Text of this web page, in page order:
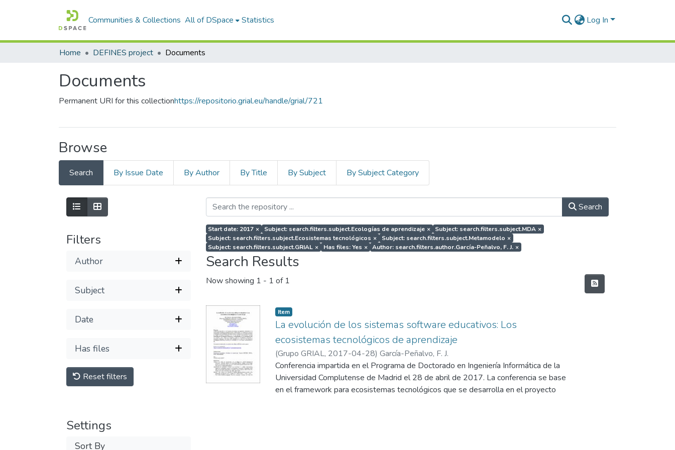
Communities & Collections All of DSpace Statistics Log In
Home DEFINES project Documents
Documents
Permanent URI for this collectionhttps://repositorio.grial.eu/handle/grial/721
Browse
Search By Issue Date By Author By Title By Subject By Subject Category
Filters
Author
Subject
Date
Has files
Reset filters
Settings
Sort By
Search
Start date: 2017 × Subject: search.filters.subject.Ecologías de aprendizaje × Subject: search.filters.subject.MDA ×
Subject: search.filters.subject.Ecosistemas tecnológicos × Subject: search.filters.subject.Metamodelo ×
Subject: search.filters.subject.GRIAL × Has files: Yes × Author: search.filters.author.García-Peñalvo, F. J. ×
Search Results
Now showing 1 - 1 of 1
Item
La evolución de los sistemas software educativos: Los
ecosistemas tecnológicos de aprendizaje
(Grupo GRIAL, 2017-04-28)García-Peñalvo, F. J.
Conferencia impartida en el Programa de Doctorado en Ingeniería Informática de la
Universidad Complutense de Madrid el 28 de abril de 2017. La conferencia se base
en el framework para ecosistemas tecnológicos que se desarrolla en el proyecto